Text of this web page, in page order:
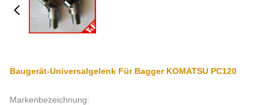
Baugerät-Universalgelenk Für Bagger KOMATSU PC120
Markenbezeichnung: